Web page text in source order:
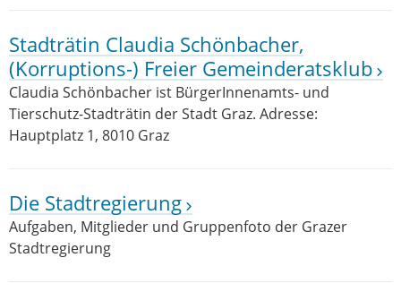
Stadträtin Claudia Schönbacher,
(Korruptions-) Freier Gemeinderatsklub
Claudia Schönbacher ist BürgerInnenamts- und
Tierschutz-Stadträtin der Stadt Graz. Adresse:
Hauptplatz 1, 8010 Graz
Die Stadtregierung
Aufgaben, Mitglieder und Gruppenfoto der Grazer
Stadtregierung